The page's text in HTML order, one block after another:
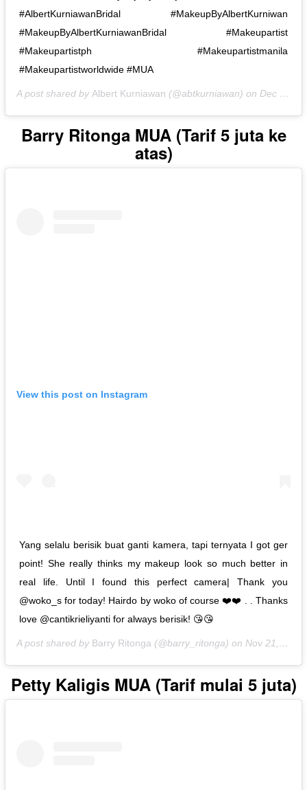
#AlbertKurniawanBridal #MakeupByAlbertKurniwan⁣⁣⁣⁣⁣⁣⁣⁣⁣⁣⁣⁣⁣⁣⁣⁣
#MakeupByAlbertKurniawanBridal #Makeupartist⁣⁣⁣⁣⁣⁣⁣⁣⁣
#Makeupartistph #Makeupartistmanila
#Makeupartistworldwide #MUA
A post shared by Albert Kurniawan (@abtkurniawan) on Dec 5, 2019 at 6:44am PST
Barry Ritonga MUA (Tarif 5 juta ke
atas)
View this post on Instagram
Yang selalu berisik buat ganti kamera, tapi ternyata I got ger
point! She really thinks my makeup look so much better in
real life. Until I found this perfect camera| Thank you
@woko_s for today! Hairdo by woko of course ❤️❤️ . . Thanks
love @cantikrieliyanti for always berisik! 😘😘
A post shared by Barry Ritonga (@barry_ritonga) on Nov 21, 2019 at 4:42pm PST
Petty Kaligis MUA (Tarif mulai 5 juta)